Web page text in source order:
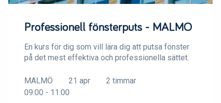
Professionell fönsterputs - MALMÖ
En kurs för dig som vill lära dig att putsa fönster
på det mest effektiva och professionella sättet.
MALMÖ 21 apr
2 timmar
09:00 - 11:00